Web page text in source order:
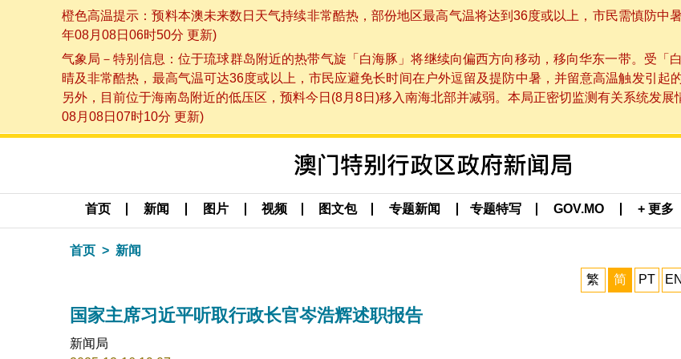
橙色高温提示：预料本澳未来数日天气持续非常酷热，部份地区最高气温将达到36度或以上，市民需慎防中
年08月08日06时50分 更新)
气象局－特别信息：位于琉球群岛附近的热带气旋「白海豚」将继续向偏西方向移动，移向华东一带。受「
晴及非常酷热，最高气温可达36度或以上，市民应避免长时间在户外逗留及提防中暑，并留意高温触发引起
另外，目前位于海南岛附近的低压区，预料今日(8月8日)移入南海北部并减弱。本局正密切监测有关系统发
08月08日07时10分 更新)
首页 新闻 图片 视频 图文包 专题新闻 专题特写 GOV.MO + 更多
首页 新闻
繁 简 PT EN
国家主席习近平听取行政长官岑浩辉述职报告
新闻局